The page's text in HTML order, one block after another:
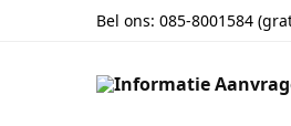
Bel ons: 085-8001584